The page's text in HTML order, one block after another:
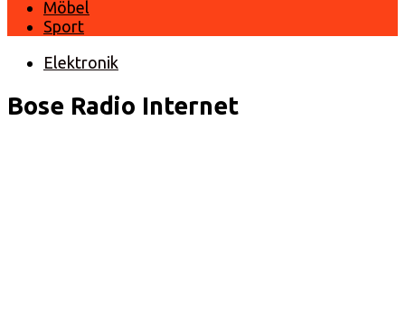
Möbel
Sport
Elektronik
Bose Radio Internet